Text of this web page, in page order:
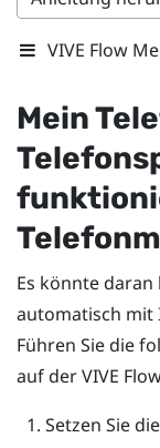
VIVE Flow
Mein
Es könnte daran
automatisch mit
Führen Sie die
auf derVIVE
Setzen Sie die